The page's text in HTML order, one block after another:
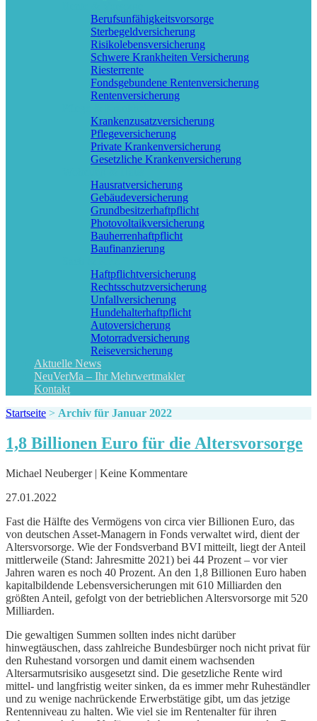
Berufs­unfähigkeitsvorsorge
Sterbegeldversicherung
Risikolebensversicherung
Schwere Krankheiten Versicherung
Riesterrente
Fondsgebundene Rentenversicherung
Rentenversicherung
Krankenzusatzversicherung
Pflegeversicherung
Private Krankenversicherung
Gesetzliche Krankenversicherung
Hausratversicherung
Gebäudeversicherung
Grundbesitzerhaftpflicht
Photovoltaikversicherung
Bauherrenhaftpflicht
Baufinanzierung
Haftpflichtversicherung
Rechtsschutzversicherung
Unfallversicherung
Hundehalterhaftpflicht
Autoversicherung
Motorradversicherung
Reiseversicherung
Aktuelle News
NeuVerMa – Ihr Mehrwertmakler
Kontakt
Startseite > Archiv für Januar 2022
1,8 Billionen Euro für die Altersvorsorge
Michael Neuberger | Keine Kommentare
27.01.2022
Fast die Hälfte des Vermögens von circa vier Billionen Euro, das
von deutschen Asset-Managern in Fonds verwaltet wird, dient der
Altersvorsorge. Wie der Fondsverband BVI mitteilt, liegt der Anteil
mittlerweile (Stand: Jahresmitte 2021) bei 44 Prozent – vor vier
Jahren waren es noch 40 Prozent. An den 1,8 Billionen Euro haben
kapitalbildende Lebensversicherungen mit 610 Milliarden den
größten Anteil, gefolgt von der betrieblichen Altersvorsorge mit 520
Milliarden.
Die gewaltigen Summen sollten indes nicht darüber
hinwegtäuschen, dass zahlreiche Bundesbürger noch nicht privat für
den Ruhestand vorsorgen und damit einem wachsenden
Altersarmutsrisiko ausgesetzt sind. Die gesetzliche Rente wird
mittel- und langfristig weiter sinken, da es immer mehr Ruheständler
und zu wenige nachrückende Erwerbstätige gibt, um das jetzige
Rentenniveau zu halten. Wie viel sie im Rentenalter für ihren